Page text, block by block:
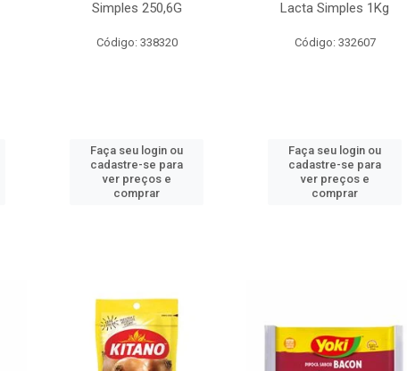
Simples 250,6G
Código: 338320
Faça seu login ou
cadastre-se para
ver preços e
comprar
Lacta Simples 1Kg
Código: 332607
Faça seu login ou
cadastre-se para
ver preços e
comprar